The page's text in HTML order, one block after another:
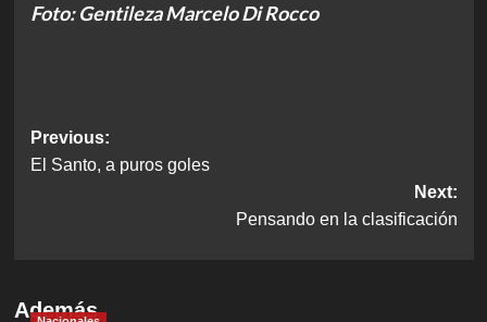
Foto: Gentileza Marcelo Di Rocco
Post
navigation
Previous:
El Santo, a puros goles
Next:
Pensando en la clasificación
Además